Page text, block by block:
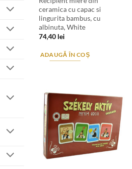
ceramica cu capac si
lingurita bambus, cu
albinuta, White
74,40 lei
ADAUGĂ ÎN COȘ